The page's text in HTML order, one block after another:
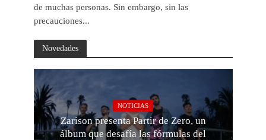
de muchas personas. Sin embargo, sin las
precauciones...
Novedades
NOTICIAS
Zarison presenta Partir de Zero, un
álbum que desafía las fórmulas del